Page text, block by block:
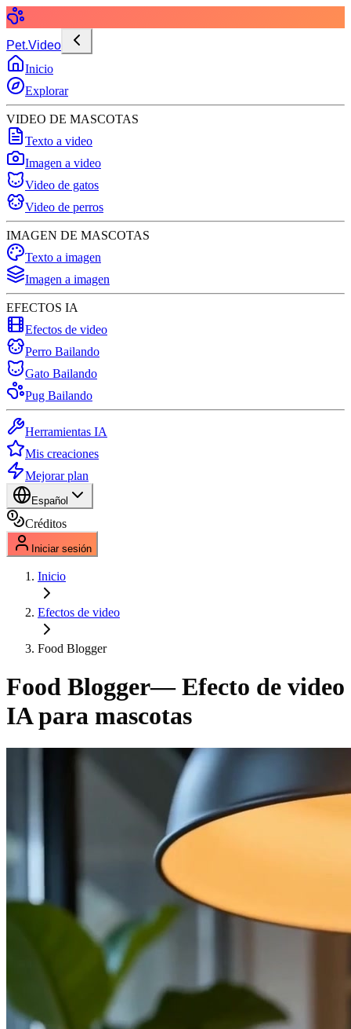
Pet.Video
Inicio
Explorar
VIDEO DE MASCOTAS
Texto a video
Imagen a video
Video de gatos
Video de perros
IMAGEN DE MASCOTAS
Texto a imagen
Imagen a imagen
EFECTOS IA
Efectos de video
Perro Bailando
Gato Bailando
Pug Bailando
Herramientas IA
Mis creaciones
Mejorar plan
Español
Créditos
Iniciar sesión
Inicio
Efectos de video
Food Blogger
Food Blogger— Efecto de video
IA para mascotas